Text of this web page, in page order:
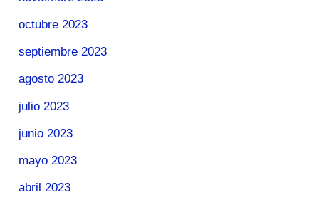
octubre 2023
septiembre 2023
agosto 2023
julio 2023
junio 2023
mayo 2023
abril 2023